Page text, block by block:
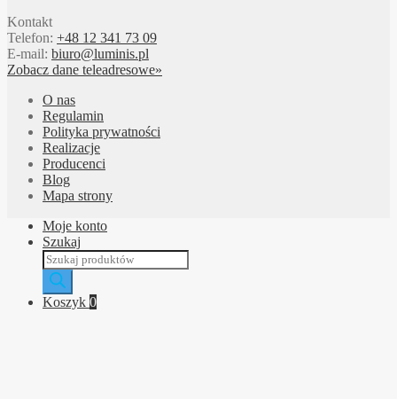
Kontakt
Telefon: +48 12 341 73 09
E-mail: biuro@luminis.pl
Zobacz dane teleadresowe»
O nas
Regulamin
Polityka prywatności
Realizacje
Producenci
Blog
Mapa strony
Moje konto
Szukaj
Wyszukiwarka
produktów
Koszyk 0